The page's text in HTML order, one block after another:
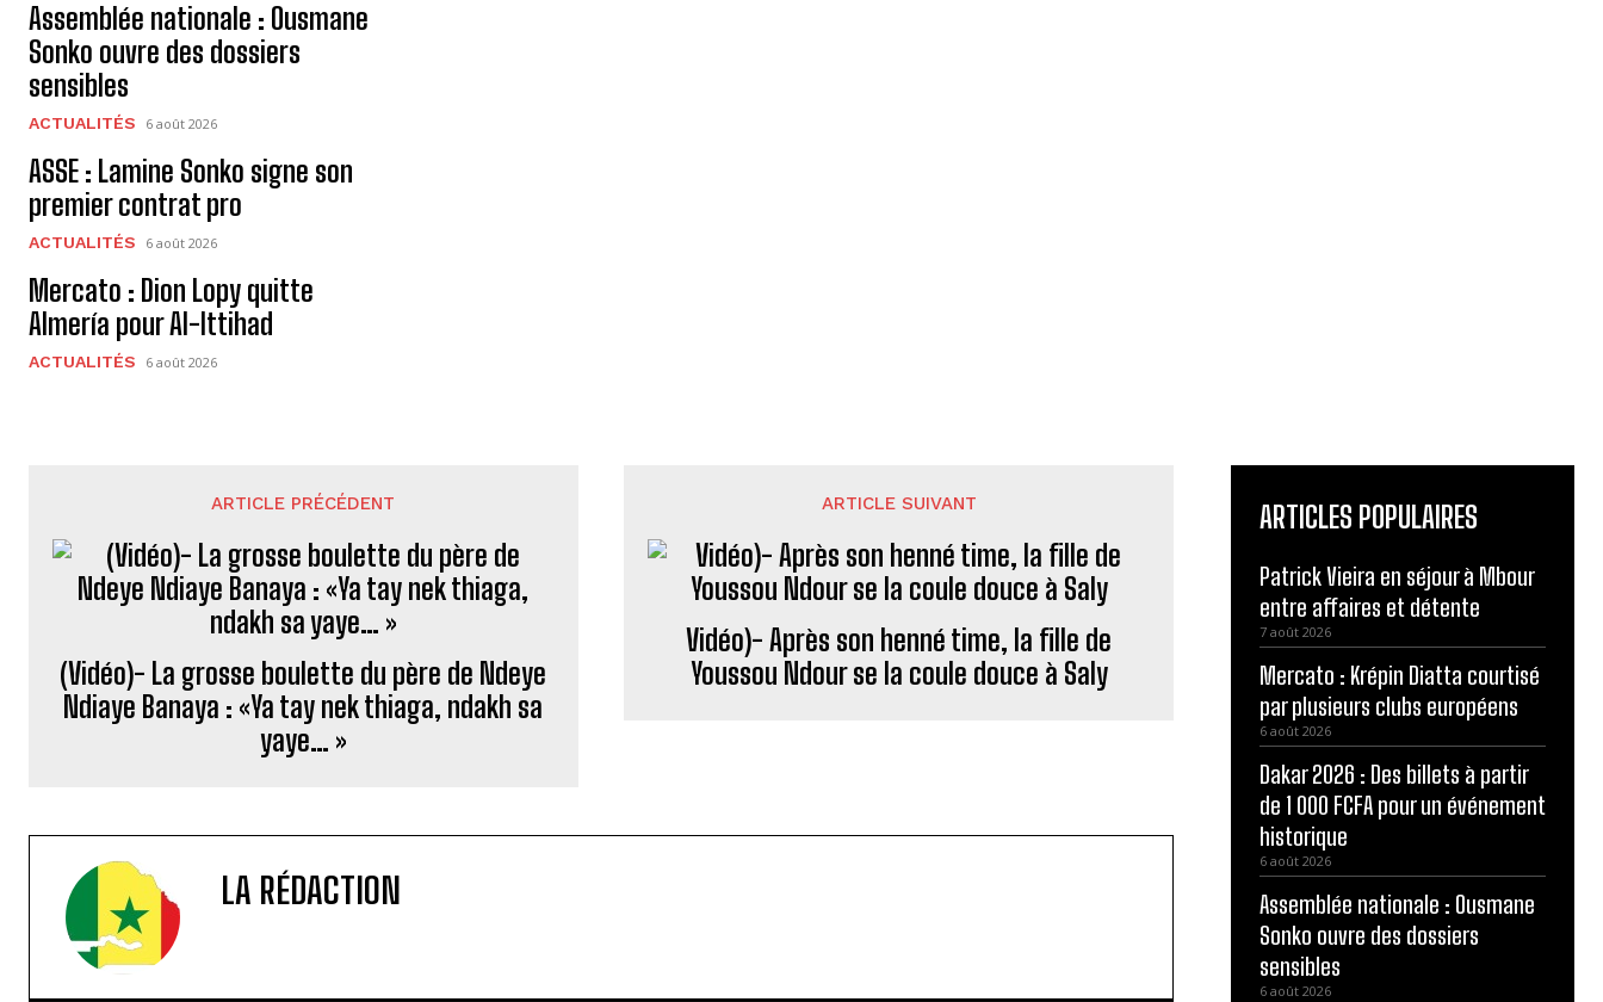
Assemblée nationale : Ousmane
Sonko ouvre des dossiers
sensibles
ACTUALITÉS 6 août 2026
ASSE : Lamine Sonko signe son
premier contrat pro
ACTUALITÉS 6 août 2026
Mercato : Dion Lopy quitte
Almería pour Al-Ittihad
ACTUALITÉS 6 août 2026
ARTICLE PRÉCÉDENT
(Vidéo)- La grosse boulette du père de Ndeye
Ndiaye Banaya : «Ya tay nek thiaga, ndakh sa
yaye… »
ARTICLE SUIVANT
Vidéo)- Après son henné time, la fille de
Youssou Ndour se la coule douce à Saly
LA RÉDACTION
ARTICLES POPULAIRES
Patrick Vieira en séjour à Mbour
entre affaires et détente
7 août 2026
Mercato : Krépin Diatta courtisé
par plusieurs clubs européens
6 août 2026
Dakar 2026 : Des billets à partir
de 1 000 FCFA pour un événement
historique
6 août 2026
Assemblée nationale : Ousmane
Sonko ouvre des dossiers
sensibles
6 août 2026